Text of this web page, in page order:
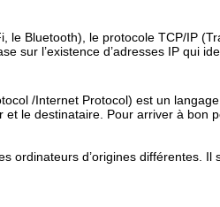
le Bluetooth), le protocole TCP/IP
sur l’existence d’adresses IP qui
/Internet Protocol) est un
le destinataire. Pour arriver à bon
d’origines différentes. Il